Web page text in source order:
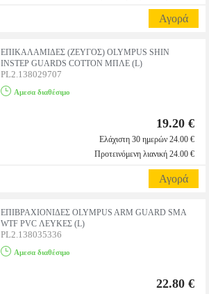
Αγορά
ΕΠΙΚΑΛΑΜΙΔΕΣ (ΖΕΥΓΟΣ) OLYMPUS SHIN
INSTEP GUARDS COTTON ΜΠΛΕ (L)
PL2.138029707
Αμεσα διαθέσιμο
19.20 €
Ελάχιστη 30 ημερών 24.00 €
Προτεινόμενη λιανική 24.00 €
Αγορά
ΕΠΙΒΡΑΧΙΟΝΙΔΕΣ OLYMPUS ARM GUARD SMA
WTF PVC ΛΕΥΚΕΣ (L)
PL2.138035336
Αμεσα διαθέσιμο
22.80 €